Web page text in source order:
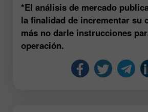
*El análisis de mercado
la finalidad de incrementar su
más no darle instrucciones
operación.